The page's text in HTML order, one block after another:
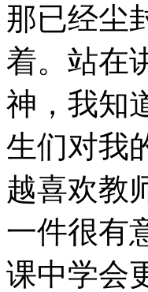
那已经尘
着。站在
神，我知
生们对我
越喜欢教
一件很有
课中学会